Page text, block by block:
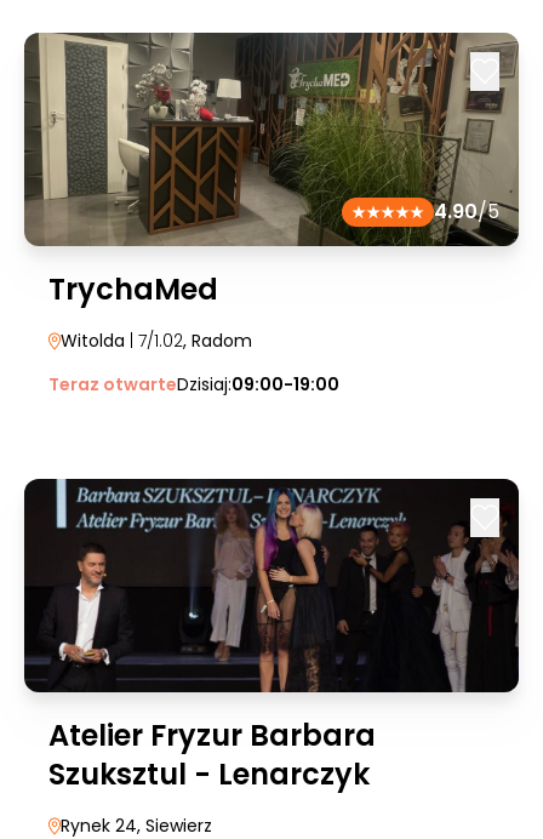
4.90/5
TrychaMed
Witolda | 7/1.02, Radom
Teraz otwarteDzisiaj:09:00-19:00
Atelier Fryzur Barbara
Szuksztul - Lenarczyk
Rynek 24, Siewierz